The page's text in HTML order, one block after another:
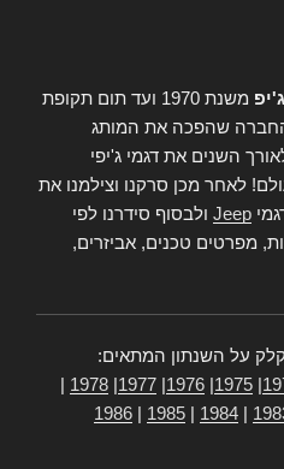
משנת 1970 ועד תום תקופת
שהפכה את המותג
השנים את דגמי ג'יפי
לאחר מכן סרקנו וצילמנו את
Jeep ולבסוף סידרנו לפי
מפרטים טכנים, אביזרים,
על השנתון המתאים:
1975
1976
1977
1978
1984
1985
1986